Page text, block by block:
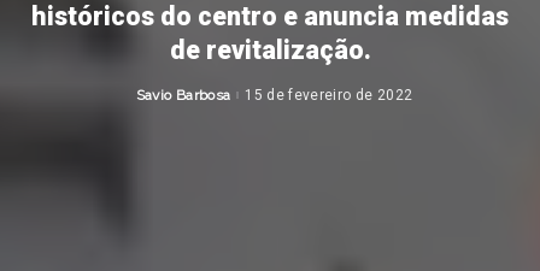
históricos do centro e anuncia medidas
de revitalização.
Posted
Savio Barbosa 15 de fevereiro de 2022